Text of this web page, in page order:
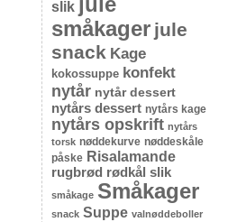
slik
småkager jule
snack Kage
kokossuppe konfekt
nytår nytår dessert
nytårs dessert nytårs kage
nytårs opskrift nytårs
torsk nøddekurve nøddeskåle
påske Risalamande
rugbrød rødkål slik
småkage Småkager
snack Suppe valnøddeboller